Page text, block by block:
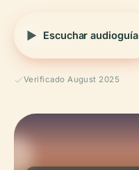
Escuchar audioguía
Verificado August 2025